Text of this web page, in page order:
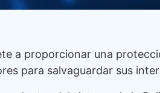
a proporcionar una
para salvaguardar sus